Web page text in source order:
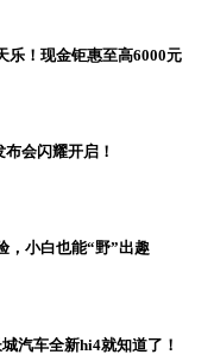
乐！现金钜惠至高6000元
会闪耀开启！
，小白也能“野”出趣
汽车全新hi4就知道了！